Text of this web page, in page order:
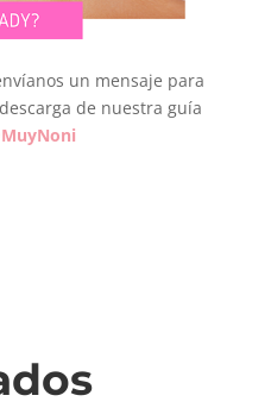
un mensaje para
de nuestra guía